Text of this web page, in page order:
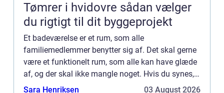
Tømrer i hvidovre sådan vælger
du rigtigt til dit byggeprojekt
Et badeværelse er et rum, som alle
familiemedlemmer benytter sig af. Det skal gerne
være et funktionelt rum, som alle kan have glæde
af, og der skal ikke mangle noget. Hvis du synes,
at dit badeværelse trænger til en renovering eller
Sara Henriksen 03 August 2026